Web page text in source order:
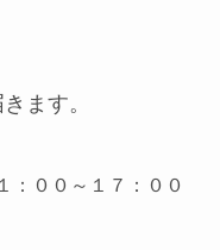
ます。
：００～１７：００